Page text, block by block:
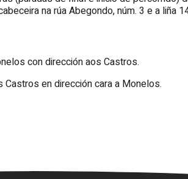
na rúa Abegondo, núm. 3 e a liña
con dirección aos Castros.
en dirección cara a Monelos.